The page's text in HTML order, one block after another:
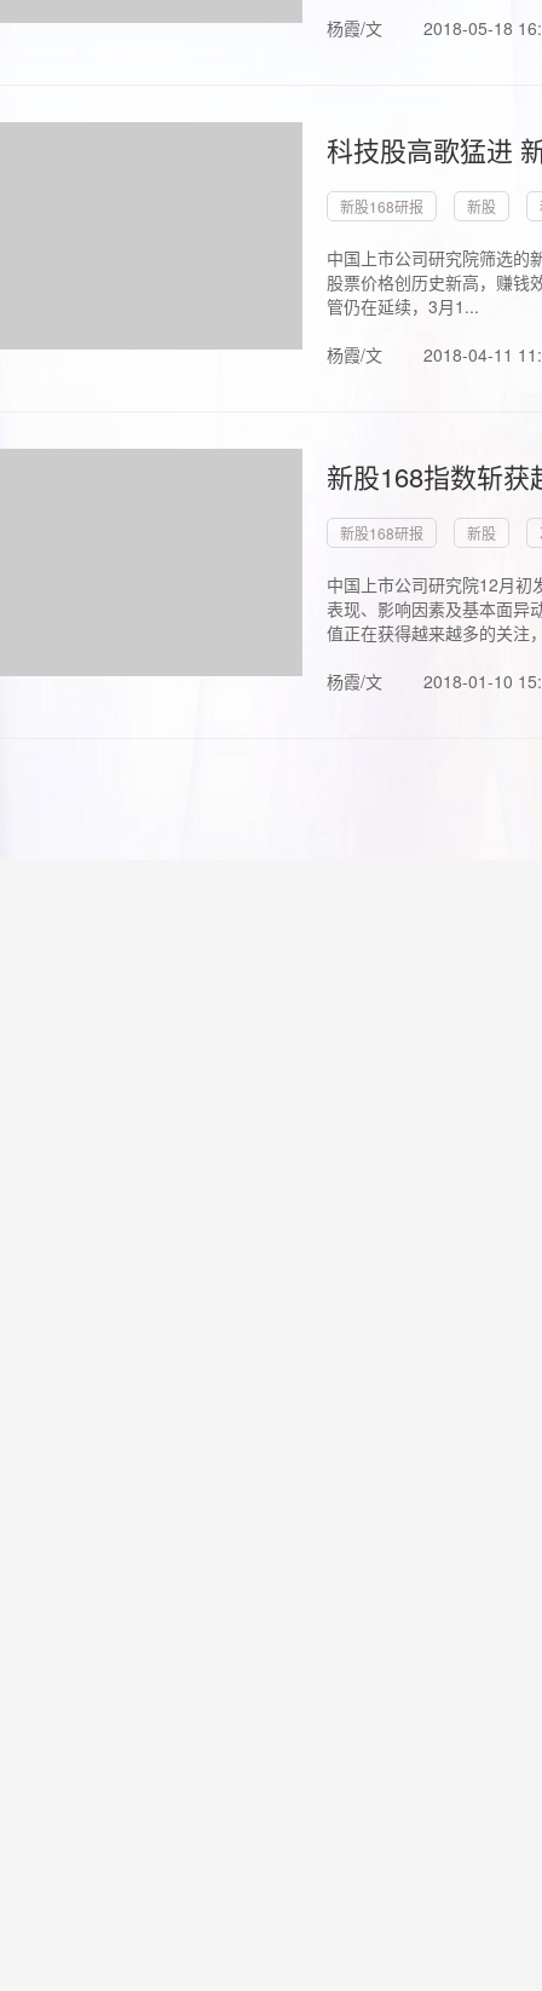
杨霞/文 2018-05-18
科技股高歌猛进
新股168研报 新股
中国上市公司研究院筛选的
股票价格创历史新高，赚钱
管仍在延续，3月1...
杨霞/文
2018-04-11
新股168指数斩
新股168研报 新股
中国上市公司研究院12月初
表现、影响因素及基本面异
值正在获得越来越多的关注
杨霞/文
2018-01-10